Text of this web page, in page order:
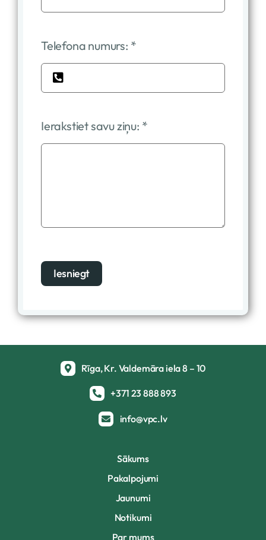
Telefona numurs: *
Ierakstiet savu ziņu: *
Iesniegt
Rīga, Kr. Valdemāra iela 8 – 10
+371 23 888 893
info@vpc.lv
Sākums
Pakalpojumi
Jaunumi
Notikumi
Par mums